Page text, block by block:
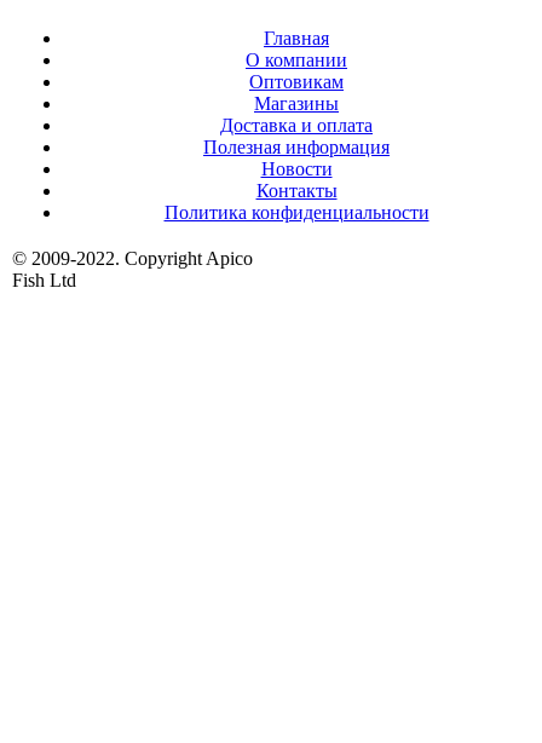
Главная
О компании
Оптовикам
Магазины
Доставка и оплата
Полезная информация
Новости
Контакты
Политика конфиденциальности
© 2009-2022. Copyright Apico
Fish Ltd